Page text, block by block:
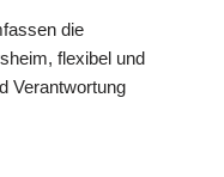
die
flexibel und
Verantwortung